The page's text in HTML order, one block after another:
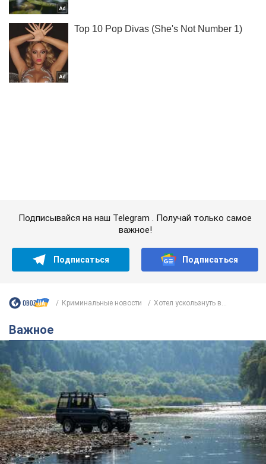
Важное
Значительные штрафы и специальные
полигоны: как проблему джипинга решают за
границей
Украине не помешает взять пример со стран Европы
8.08.2026 05:10 2,4 т.